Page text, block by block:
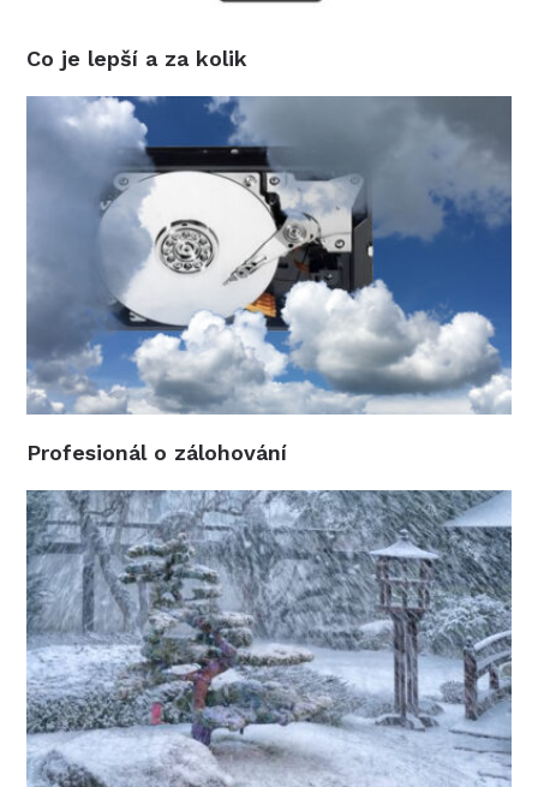
Co je lepší a za kolik
Profesionál o zálohování